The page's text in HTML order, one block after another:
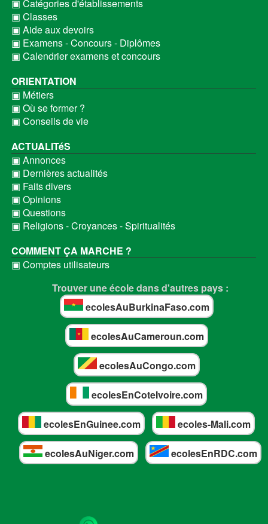
▣ Catégories d'établissements
▣ Classes
▣ Aide aux devoirs
▣ Examens - Concours - Diplômes
▣ Calendrier examens et concours
ORIENTATION
▣ Métiers
▣ Où se former ?
▣ Conseils de vie
ACTUALITéS
▣ Annonces
▣ Dernières actualités
▣ Faits divers
▣ Opinions
▣ Questions
▣ Religions - Croyances - Spiritualités
COMMENT ÇA MARCHE ?
▣ Comptes utilisateurs
Trouver une école dans d'autres pays :
ecolesAuBurkinaFaso.com
ecolesAuCameroun.com
ecolesAuCongo.com
ecolesEnCoteIvoire.com
ecolesEnGuinee.com ecoles-Mali.com
ecolesAuNiger.com ecolesEnRDC.com